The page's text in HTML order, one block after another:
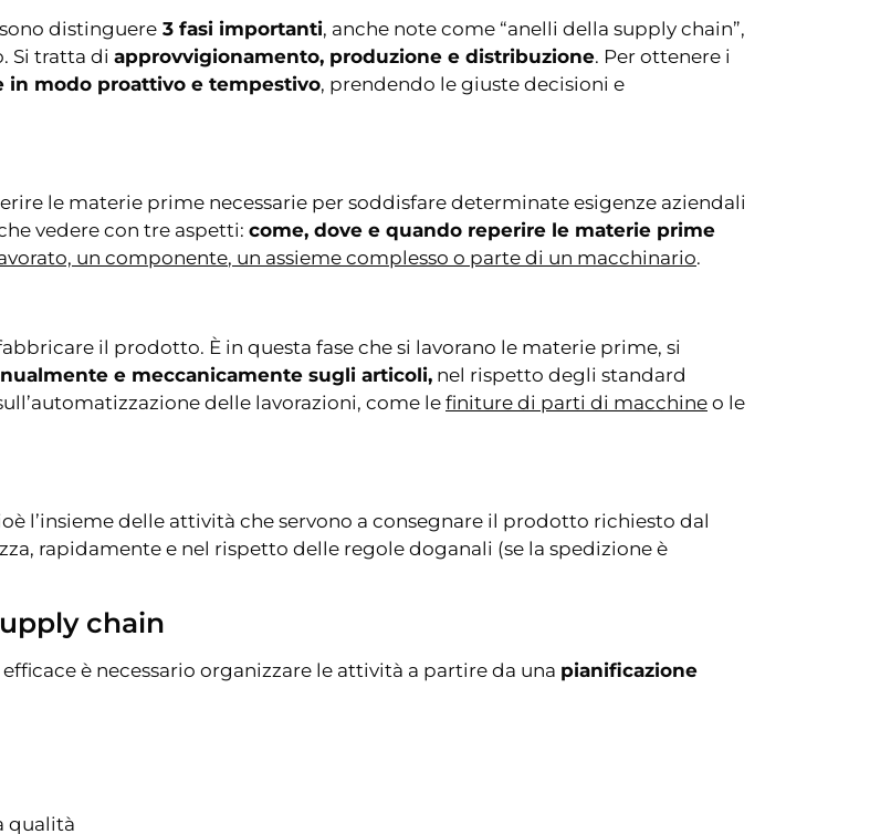
distinguere 3 fasi importanti, anche note come “anelli della supply chain”,
Si tratta di approvvigionamento, produzione e distribuzione. Per ottenere i
in modo proattivo e tempestivo, prendendo le giuste decisioni e
le materie prime necessarie per soddisfare determinate esigenze aziendali
vedere con tre aspetti: come, dove e quando reperire le materie prime
un componente, un assieme complesso o parte di un macchinario.
il prodotto. È in questa fase che si lavorano le materie prime, si
e meccanicamente sugli articoli, nel rispetto degli standard
delle lavorazioni, come le finiture di parti di macchine o le
l’insieme delle attività che servono a consegnare il prodotto richiesto dal
rapidamente e nel rispetto delle regole doganali (se la spedizione è
chain
è necessario organizzare le attività a partire da una pianificazione
qualità